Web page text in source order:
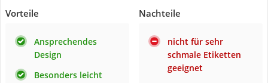
Vorteile
Ansprechendes
Design
Besonders leicht
Nachteile
nicht für sehr
schmale Etiketten
geeignet